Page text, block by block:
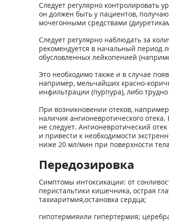
Следует регулярно контролировать
он должен быть у пациентов,
мочегонными средствами
Следует регулярно наблюдать за
рекомендуется в начальный период
обусловленных лейкопенией
Это необходимо также и в случае
например, мельчайших красно-
инфильтрации (пурпура), либо
При возникновении отеков,
наличия ангионевротического
не следует. Ангионевротический
и привести к необходимости
ниже 20 мл/мин при поверхности
Передозировка
Симптомы интоксикации: от
перистальтики кишечника, острая
тахиаритмия,остановка сердца;
гипотермияили гипертермия;